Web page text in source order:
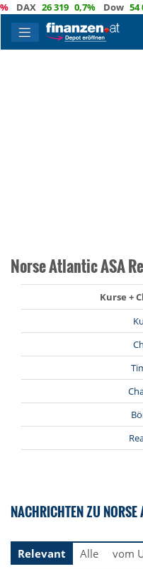
26 319 0,7% Dow 54 037
Norse Atlantic ASA
Kurse +
NACHRICHTEN ZU NORSE
Relevant
Alle vom